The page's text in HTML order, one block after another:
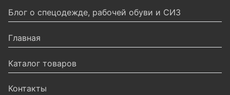
Блог о спецодежде, рабочей обуви и СИЗ
Главная
Каталог товаров
Контакты